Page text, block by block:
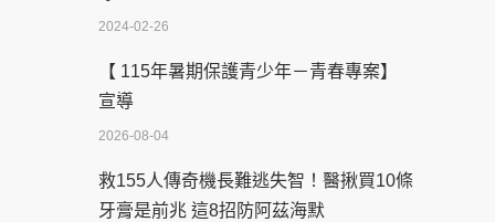
2024-02-26
【 115年暑期保護青少年－青春專案】
宣導
2026-08-04
救155人傳奇機長難逃失智！醫揪買10條
牙膏是前兆 這8招防阿茲海默